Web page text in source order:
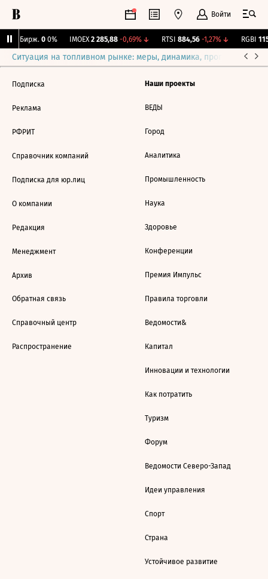
Войти
CNY Бирж. 0 0% IMOEX 2 285,88 -0,69%↓ RTSI 884,56 -1,27%↓ RGBI
Ситуация на топливном рынке: меры, динамика, прогнозы
Подписка
Реклама
РФРИТ
Справочник компаний
Подписка для юр.лиц
О компании
Редакция
Менеджмент
Архив
Обратная связь
Справочный центр
Распространение
Наши проекты
ВЕДЫ
Город
Аналитика
Промышленность
Наука
Здоровье
Конференции
Премия Импульс
Правила торговли
Ведомости&
Капитал
Инновации и технологии
Как потратить
Туризм
Форум
Ведомости Северо-Запад
Идеи управления
Спорт
Страна
Устойчивое развитие